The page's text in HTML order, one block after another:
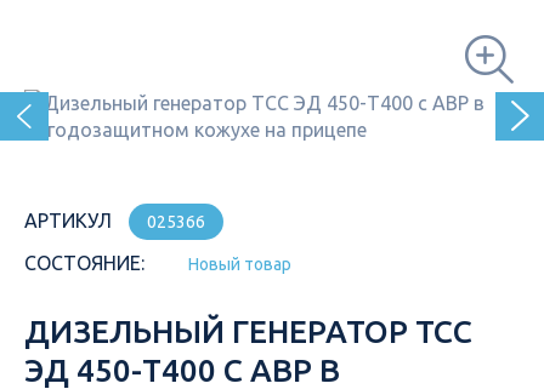
АРТИКУЛ 025366
СОСТОЯНИЕ: Новый товар
ДИЗЕЛЬНЫЙ ГЕНЕРАТОР ТСС
ЭД 450-Т400 С АВР В